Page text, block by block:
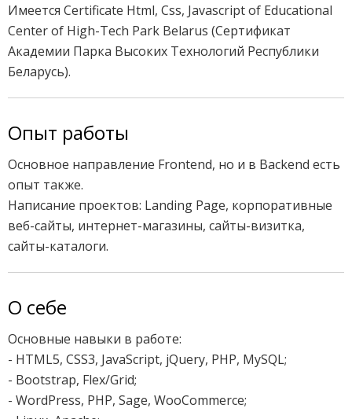
Имеется Certificate Html, Css, Javascript of Educational
Center of High-Tech Park Belarus (Сертификат
Академии Парка Высоких Технологий Республики
Беларусь).
Опыт работы
Основное направление Frontend, но и в Backend есть
опыт также.
Написание проектов: Landing Page, корпоративные
веб-сайты, интернет-магазины, сайты-визитка,
сайты-каталоги.
О себе
Основные навыки в работе:
- HTML5, CSS3, JavaScript, jQuery, PHP, MySQL;
- Bootstrap, Flex/Grid;
- WordPress, PHP, Sage, WooCommerce;